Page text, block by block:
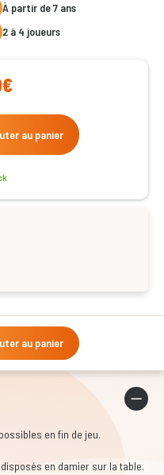
à partir de 7 ans
2 à 4 joueurs
au panier
au panier
en fin de jeu.
en damier sur la table.